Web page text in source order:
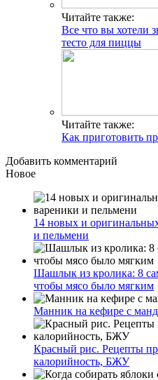
Читайте также:
Все что вы хотели
тесто для пиццы
Читайте также:
Как приготовить
Добавить комментарий
Новое
14 новых и
и пельмени
Шашлык из кролика: 8
чтобы мясо было мягким
Манник на кефире с
Красный рис. Рецепты
калорийность, БЖУ